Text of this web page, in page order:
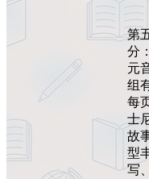
第
分
元
组
每
士
故
型
写